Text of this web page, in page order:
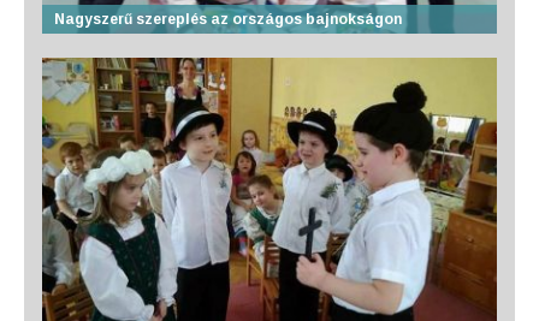
Nagyszerű szereplés az országos bajnokságon